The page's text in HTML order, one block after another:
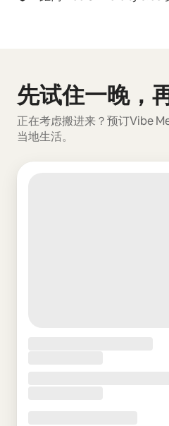
先试住一晚，
正在考虑搬进来？预订Vibe
当地生活。
显示 0 项中的 0 项